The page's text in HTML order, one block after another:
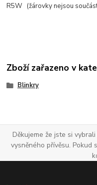
R5W (žárovky nejsou
Zboží zařazeno v
Blinkry
Děkujeme že jste si vybrali
vysněného přívěsu. Pokud